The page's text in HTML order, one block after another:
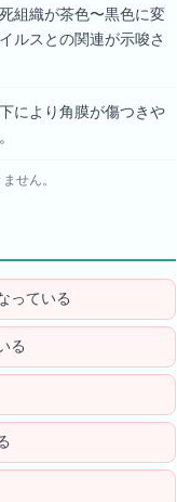
組織が茶色〜黒色に変
ルスとの関連が示唆さ
により角膜が傷つきや
せん。
っている
る